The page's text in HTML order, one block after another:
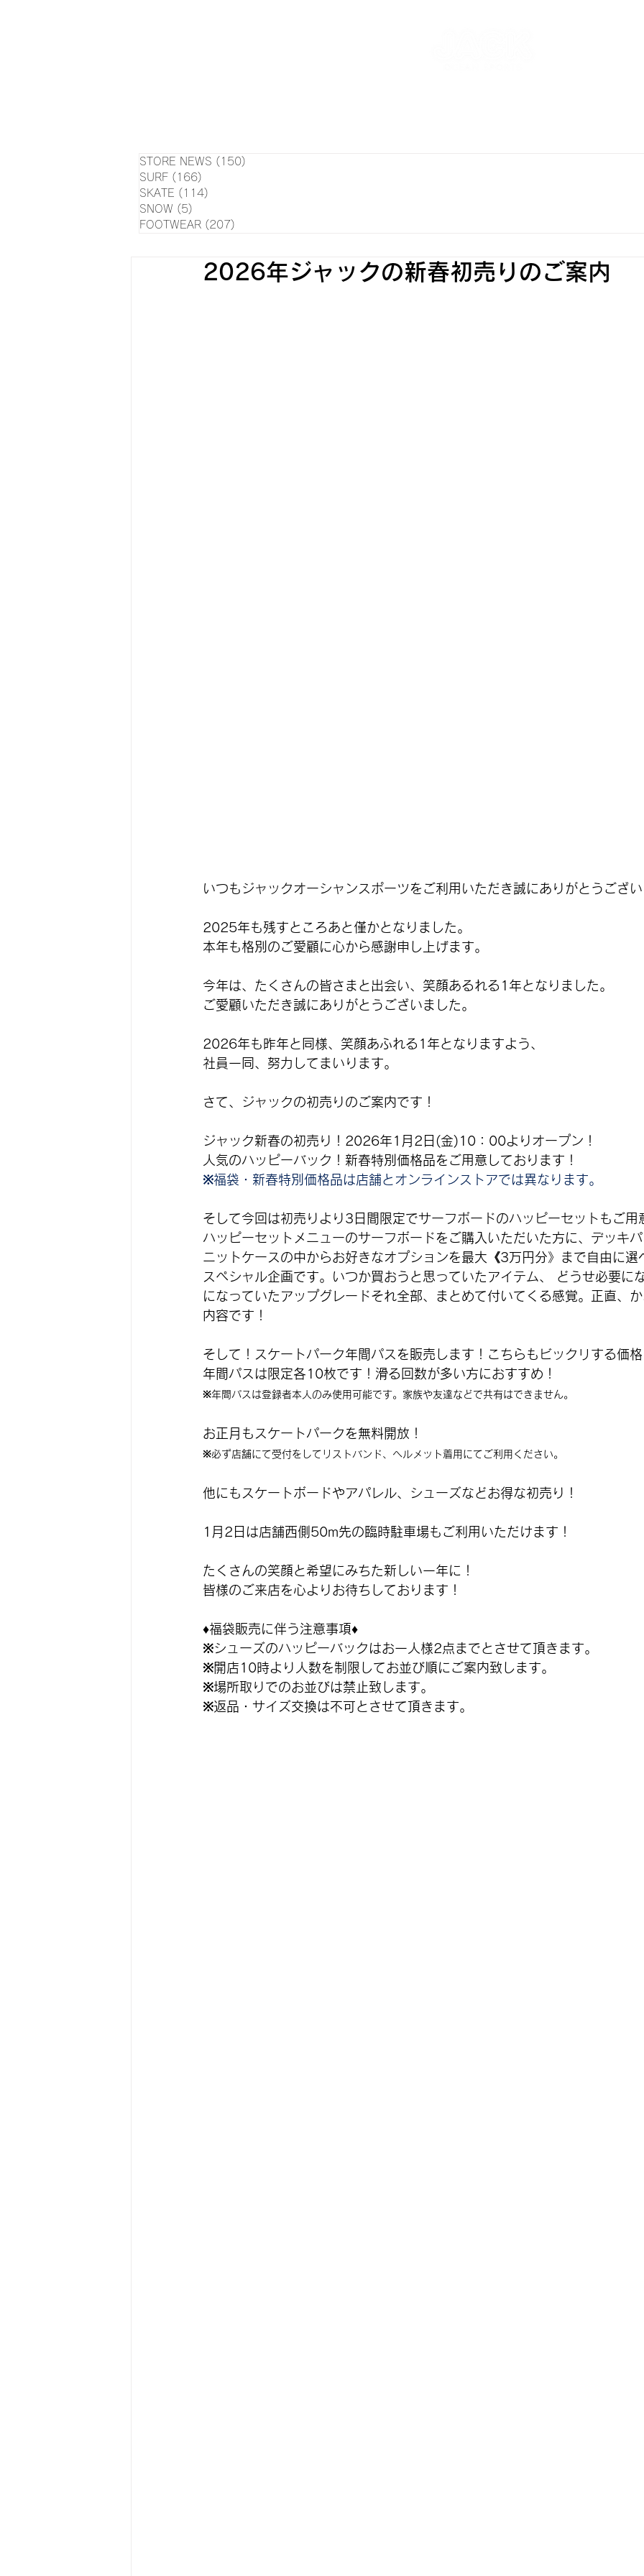
STORE NEWS (150)
SURF (166)
SKATE (114)
SNOW (5)
FOOTWEAR (207)
2026年ジャックの新春初売りのご案内
いつもジャックオーシャンスポーツをご利用いただき誠にありがとうござ
2025年も残すところあと僅かとなりました。
本年も格別のご愛顧に心から感謝申し上げます。
今年は、たくさんの皆さまと出会い、笑顔あるれる1年となりました。
ご愛顧いただき誠にありがとうございました。
2026年も昨年と同様、笑顔あふれる1年となりますよう、
社員一同、努力してまいります。
さて、ジャックの初売りのご案内です！
ジャック新春の初売り！2026年1月2日(金)10：00よりオープン！
人気のハッピーバック！新春特別価格品をご用意しております！
※福袋・新春特別価格品は店舗とオンラインストアでは異なります。
そして今回は初売りより3日間限定でサーフボードのハッピーセットもご用
ハッピーセットメニューのサーフボードをご購入いただいた方に、デッキ
ニットケースの中からお好きなオプションを最大《3万円分》まで自由に選
スペシャル企画です。いつか買おうと思っていたアイテム、 どうせ必要に
になっていたアップグレードそれ全部、まとめて付いてくる感覚。正直、
内容です！
そして！スケートパーク年間パスを販売します！こちらもビックリする価
年間パスは限定各10枚です！ 滑る回数が多い方におすすめ！
※年間パスは登録者本人のみ使用可能です。家族や友達などで共有はできません。
お正月もスケートパークを無料開放！
※必ず店舗にて受付をしてリストバンド、ヘルメット着用にてご利用ください。
他にもスケートボードやアパレル、シューズなどお得な初売り！
1月2日は店舗西側50m先の臨時駐車場もご利用いただけます！
たくさんの笑顔と希望にみちた新しい一年に！
皆様のご来店を心よりお待ちしております！
♦福袋販売に伴う注意事項♦
※シューズのハッピーバックはお一人様2点までとさせて頂きます。
※開店10時より人数を制限してお並び順にご案内致します。
※場所取りでのお並びは禁止致します。
※返品・サイズ交換は不可とさせて頂きます。